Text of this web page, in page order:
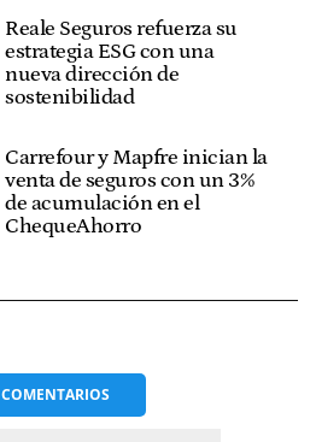
Reale Seguros refuerza su
estrategia ESG con una
nueva dirección de
sostenibilidad
Carrefour y Mapfre inician la
venta de seguros con un 3%
de acumulación en el
ChequeAhorro
COMENTARIOS